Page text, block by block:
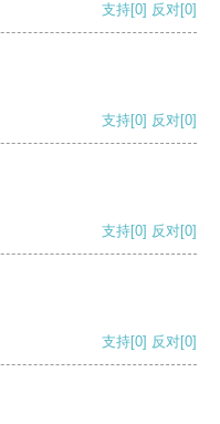
支持[0] 反对[0]
支持[0] 反对[0]
支持[0] 反对[0]
支持[0] 反对[0]